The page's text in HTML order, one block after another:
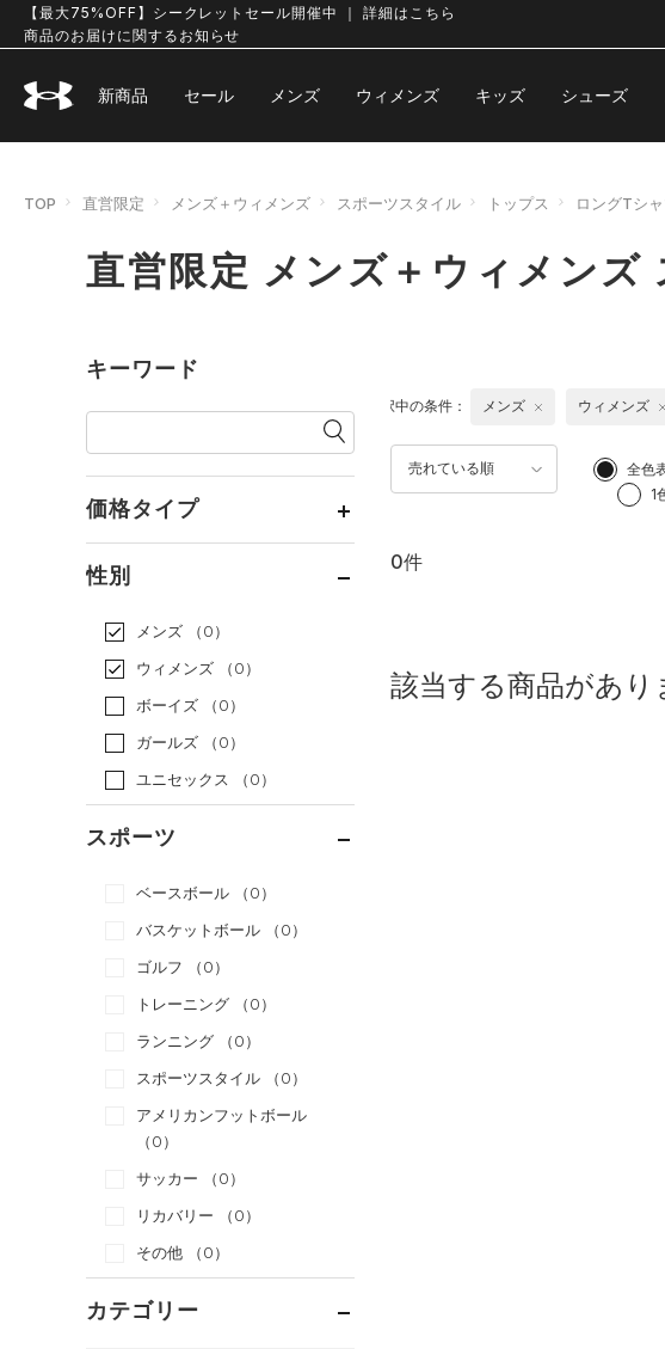
【最大75%OFF】シークレットセール開催中 ｜ 詳細はこちら
商品のお届けに関するお知らせ
新商品 セール メンズ ウィメンズ キッズ シューズ
TOP 直営限定 メンズ＋ウィメンズ スポーツスタイル トップス ロングTシ
直営限定 メンズ＋ウィメン
キーワード
価格タイプ
性別
メンズ
（0）
ウィメンズ
（0）
ボーイズ
（0）
ガールズ
（0）
ユニセックス
（0）
スポーツ
ベースボール
（0）
バスケットボール
（0）
ゴルフ
（0）
トレーニング
（0）
ランニング
（0）
スポーツスタイル
（0）
アメリカンフットボール
（0）
サッカー
（0）
リカバリー
（0）
その他
（0）
カテゴリー
売れている順
全色
1
選択中の条件： メンズ ウィメンズ
0件
該当する商品があり